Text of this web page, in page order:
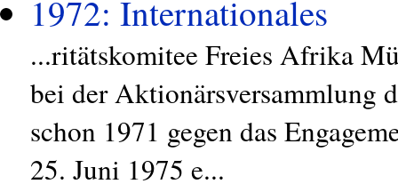
1972: Internationales
...ritätskomitee Freies Afrika
bei der Aktionärsversammlung
schon 1971 gegen das
25. Juni 1975 e...